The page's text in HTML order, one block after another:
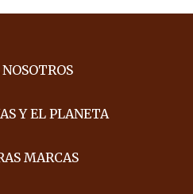
NOSOTROS
Y EL PLANETA
MARCAS